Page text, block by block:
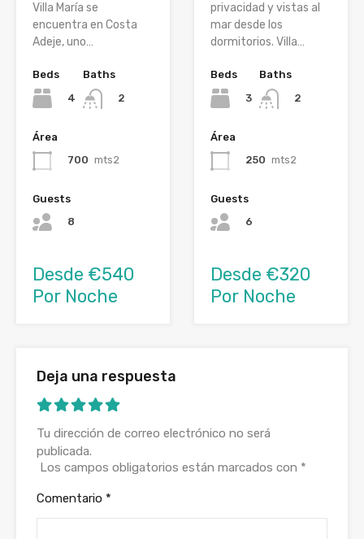
Villa María se
encuentra en Costa
Adeje, uno…
Beds
4
Baths
2
Área
700 mts2
Guests
8
Desde €540
Por Noche
privacidad y vistas al
mar desde los
dormitorios. Villa…
Beds
3
Baths
2
Área
250 mts2
Guests
6
Desde €320
Por Noche
Deja una respuesta
Tu dirección de correo electrónico no será
publicada.
Los campos obligatorios están marcados con *
Comentario *